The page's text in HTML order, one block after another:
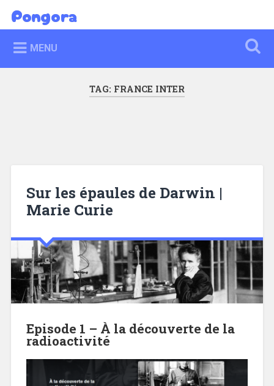
content
Search
Pongora
MENU
TAG: FRANCE INTER
Sur les épaules de Darwin |
Marie Curie
Episode 1 – À la découverte de la
radioactivité